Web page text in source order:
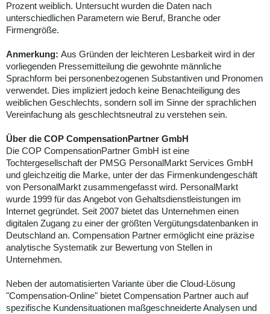
Prozent weiblich. Untersucht wurden die Daten nach
unterschiedlichen Parametern wie Beruf, Branche oder
Firmengröße.
Anmerkung: Aus Gründen der leichteren Lesbarkeit wird in der
vorliegenden Pressemitteilung die gewohnte männliche
Sprachform bei personenbezogenen Substantiven und Pronomen
verwendet. Dies impliziert jedoch keine Benachteiligung des
weiblichen Geschlechts, sondern soll im Sinne der sprachlichen
Vereinfachung als geschlechtsneutral zu verstehen sein.
Über die COP CompensationPartner GmbH
Die COP CompensationPartner GmbH ist eine
Tochtergesellschaft der PMSG PersonalMarkt Services GmbH
und gleichzeitig die Marke, unter der das Firmenkundengeschäft
von PersonalMarkt zusammengefasst wird. PersonalMarkt
wurde 1999 für das Angebot von Gehaltsdienstleistungen im
Internet gegründet. Seit 2007 bietet das Unternehmen einen
digitalen Zugang zu einer der größten Vergütungsdatenbanken in
Deutschland an. Compensation Partner ermöglicht eine präzise
analytische Systematik zur Bewertung von Stellen in
Unternehmen.
Neben der automatisierten Variante über die Cloud-Lösung
"Compensation-Online" bietet Compensation Partner auch auf
spezifische Kundensituationen maßgeschneiderte Analysen und